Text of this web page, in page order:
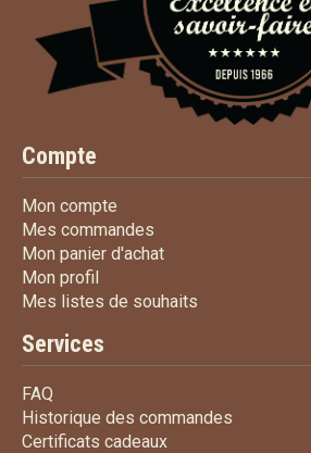
Compte
Mon compte
Mes commandes
Mon panier d'achatMon panier d'achat
Mon profil
Mes listes de souhaits
Services
FAQ
Historique des commandes
Certificats cadeauxCertificats cadeaux